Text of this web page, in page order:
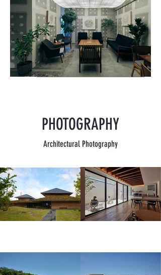
​PHOTOGRAPHY
Architectural Photography